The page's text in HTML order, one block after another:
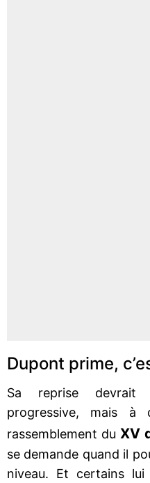
Dupont prime,
Sa reprise devrait
progressive, mais à
rassemblement du XV
se demande quand il
niveau. Et certains